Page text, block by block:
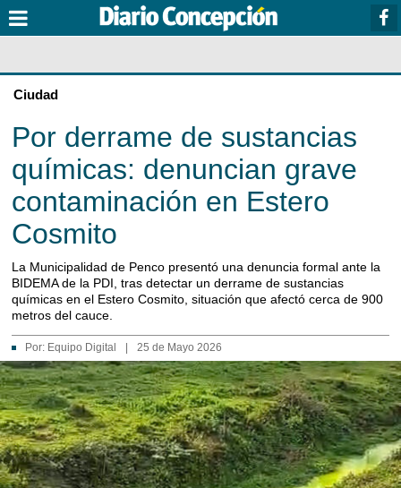
Ciudad
Por derrame de sustancias
químicas: denuncian grave
contaminación en Estero
Cosmito
La Municipalidad de Penco presentó una denuncia formal ante la
BIDEMA de la PDI, tras detectar un derrame de sustancias
químicas en el Estero Cosmito, situación que afectó cerca de 900
metros del cauce.
Por: Equipo Digital 25 de Mayo 2026